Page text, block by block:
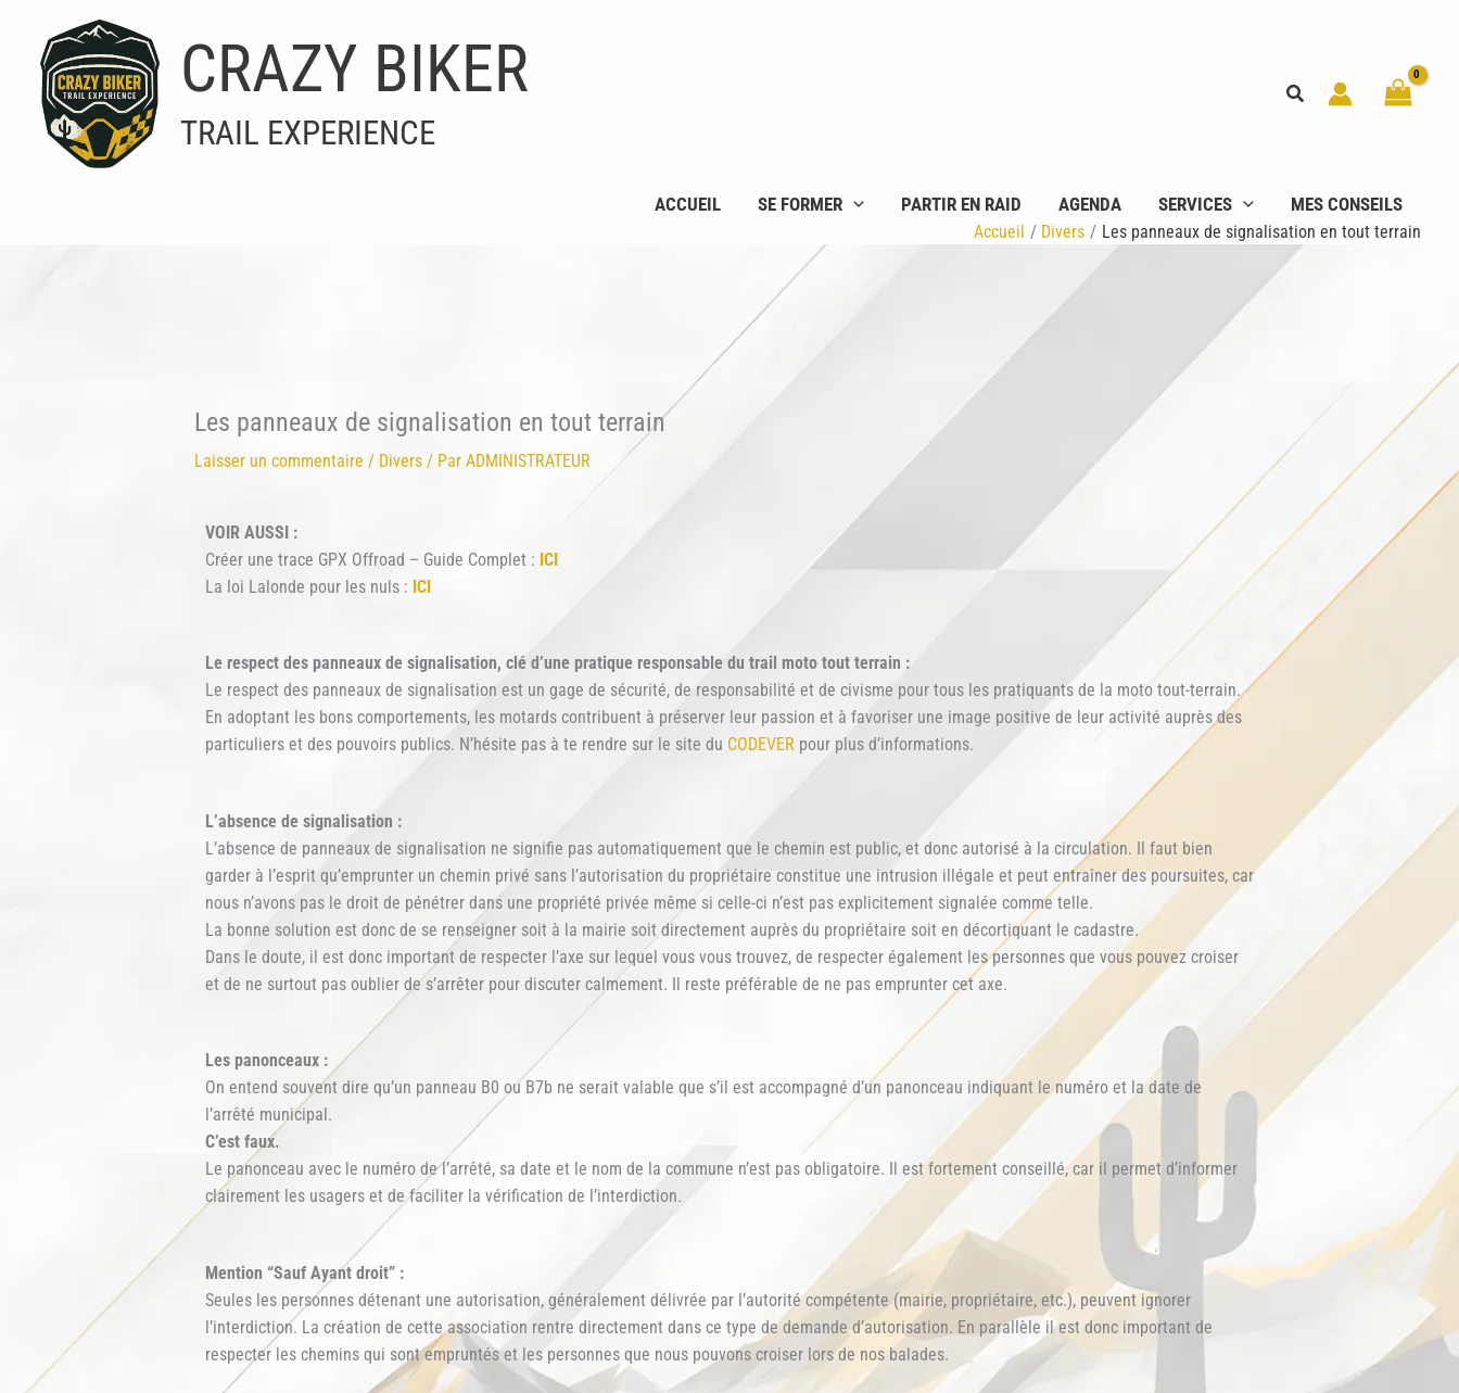
contenu
CRAZY BIKER
TRAIL EXPERIENCE
Rechercher
ACCUEIL SE FORMER PARTIR EN RAID AGENDA SERVICES MES CONSEILS
Accueil Divers Les panneaux de signalisation en tout terrain
Les panneaux de signalisation en tout terrain
Laisser un commentaire / Divers/ Par ADMINISTRATEUR
VOIR AUSSI :
Créer une trace GPX Offroad – Guide Complet : ICI
La loi Lalonde pour les nuls : ICI
Le respect des panneaux de signalisation, clé d’une pratique responsable du trail moto tout terrain :
Le respect des panneaux de signalisation est un gage de sécurité, de responsabilité et de civisme pour tous les pratiquants de la moto tout-terrain.
En adoptant les bons comportements, les motards contribuent à préserver leur passion et à favoriser une image positive de leur activité auprès des
particuliers et des pouvoirs publics. N’hésite pas à te rendre sur le site du CODEVER pour plus d’informations.
L’absence de signalisation :
L’absence de panneaux de signalisation ne signifie pas automatiquement que le chemin est public, et donc autorisé à la circulation. Il faut bien
garder à l’esprit qu’emprunter un chemin privé sans l’autorisation du propriétaire constitue une intrusion illégale et peut entraîner des poursuites, car
nous n’avons pas le droit de pénétrer dans une propriété privée même si celle-ci n’est pas explicitement signalée comme telle.
La bonne solution est donc de se renseigner soit à la mairie soit directement auprès du propriétaire soit en décortiquant le cadastre.
Dans le doute, il est donc important de respecter l’axe sur lequel vous vous trouvez, de respecter également les personnes que vous pouvez croiser
et de ne surtout pas oublier de s’arrêter pour discuter calmement. Il reste préférable de ne pas emprunter cet axe.
Les panonceaux :
On entend souvent dire qu’un panneau B0 ou B7b ne serait valable que s’il est accompagné d’un panonceau indiquant le numéro et la date de
l’arrêté municipal.
C’est faux.
Le panonceau avec le numéro de l’arrêté, sa date et le nom de la commune n’est pas obligatoire. Il est fortement conseillé, car il permet d’informer
clairement les usagers et de faciliter la vérification de l’interdiction.
Mention “Sauf Ayant droit” :
Seules les personnes détenant une autorisation, généralement délivrée par l’autorité compétente (mairie, propriétaire, etc.), peuvent ignorer
l’interdiction. La création de cette association rentre directement dans ce type de demande d’autorisation. En parallèle il est donc important de
respecter les chemins qui sont empruntés et les personnes que nous pouvons croiser lors de nos balades.